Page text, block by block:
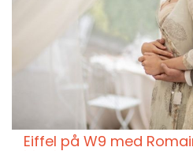
Eiffel på W9 med